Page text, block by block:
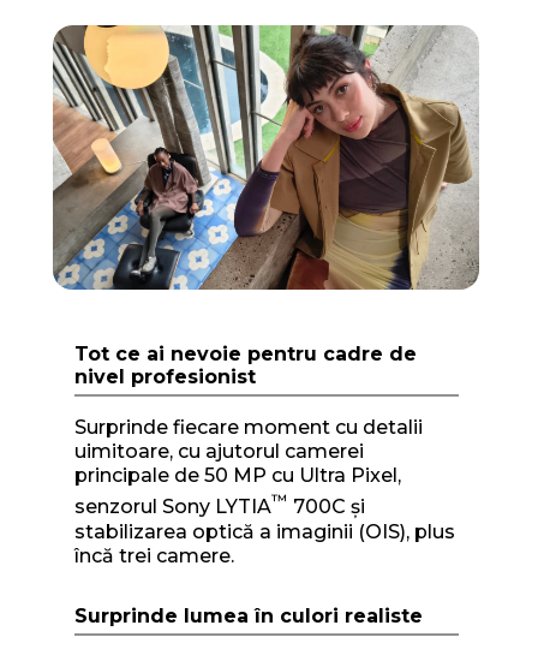
Tot ce ai nevoie pentru cadre de
nivel profesionist
Surprinde fiecare moment cu detalii
uimitoare, cu ajutorul camerei
principale de 50 MP cu Ultra Pixel,
senzorul Sony LYTIA™ 700C și
stabilizarea optică a imaginii (OIS), plus
încă trei camere.
Surprinde lumea în culori realiste